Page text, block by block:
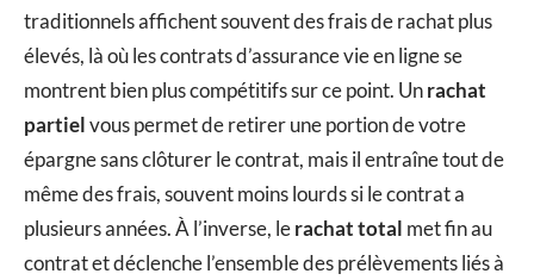
traditionnels affichent souvent des frais de rachat plus
élevés, là où les contrats d’assurance vie en ligne se
montrent bien plus compétitifs sur ce point. Unrachat
partielvous permet de retirer une portion de votre
épargne sans clôturer le contrat, mais il entraîne tout de
même des frais, souvent moins lourds si le contrat a
plusieurs années. À l’inverse, lerachat total met fin au
contrat et déclenche l’ensemble des prélèvements liés à